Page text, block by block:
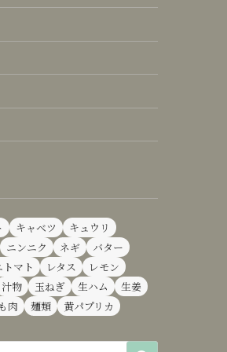
キャベツ
キュウリ
ニンニク ネギ
バター
トマト レタス
レモン
汁物 玉ねぎ 生ハム
生姜
肉 麺類 黄パプリカ